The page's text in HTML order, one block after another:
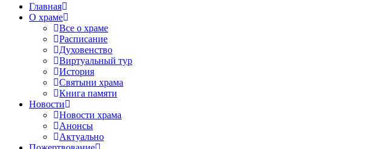
Главная
О храме
Все о храме
Расписание
Духовенство
Виртуальный тур
История
Святыни храма
Книга памяти
Новости
Новости храма
Анонсы
Актуально